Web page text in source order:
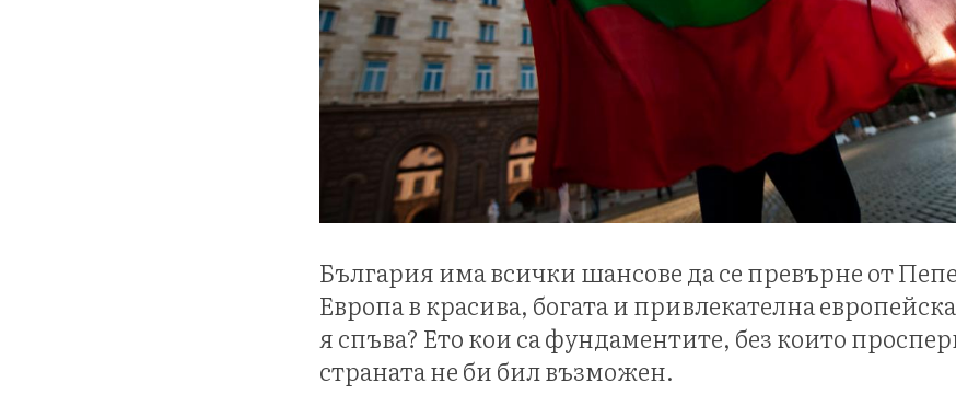
България има всички шансове да се превърне от
Европа в красива, богата и привлекателна
я спъва? Ето кои са фундаментите, без които
страната не би бил възможен.